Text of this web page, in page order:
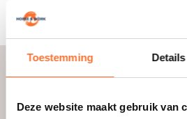
Toestemming Details
Deze website maakt gebruik van
Hoe lang moet je
De arbeidstijdenregistratie